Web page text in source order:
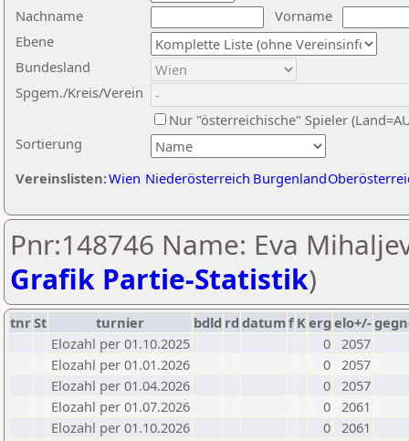
Nachname
Vorname
Ebene
Sortierung
Bundesland
Spgem./Kreis/Verein
Nur "österreichische" Spieler
Vereinslisten:Wien Niederösterreich Burgenland
Pnr:148746 Name: Eva
Grafik Partie-Statistik)
tnrSt turnier bdld rd datumf Kerg elo+/-
Elozahl per 01.10.2025
0 2057
Elozahl per 01.01.2026
0 2057
Elozahl per 01.04.2026
0 2057
Elozahl per 01.07.2026
0 2061
Elozahl per 01.10.2026
0 2061